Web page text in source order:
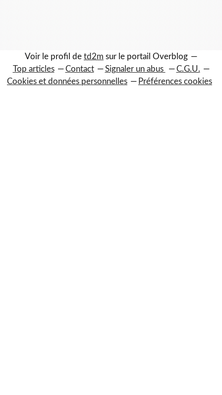
Voir le profil de td2m sur le portail Overblog
Top articles
Contact Signaler un abus
C.G.U.
Cookies et données personnelles
Préférences cookies